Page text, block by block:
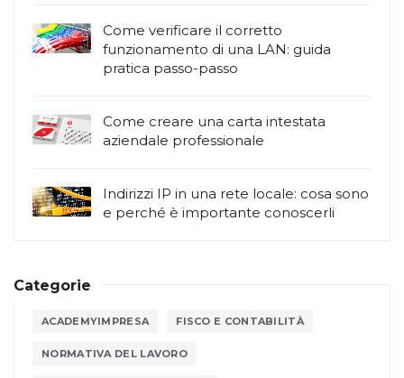
Come verificare il corretto
funzionamento di una LAN: guida
pratica passo-passo
Come creare una carta intestata
aziendale professionale
Indirizzi IP in una rete locale: cosa sono
e perché è importante conoscerli
Categorie
ACADEMYIMPRESA FISCO E CONTABILITÀ
NORMATIVA DEL LAVORO